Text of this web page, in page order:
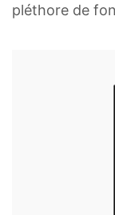
pléthore de